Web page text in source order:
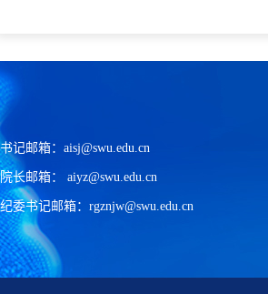
书记邮箱：aisj@swu.edu.cn
院长邮箱： aiyz@swu.edu.cn
纪委书记邮箱：rgznjw@swu.edu.cn